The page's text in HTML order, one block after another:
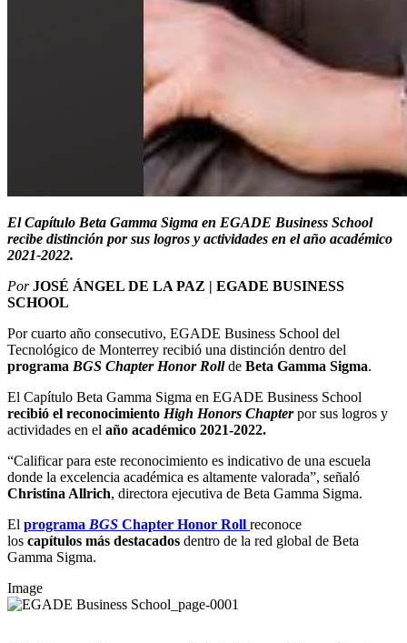
El Capítulo Beta Gamma Sigma en EGADE Business School
recibe distinción por sus logros y actividades en el año académico
2021-2022.
Por JOSÉ ÁNGEL DE LA PAZ | EGADE BUSINESS
SCHOOL
Por cuarto año consecutivo, EGADE Business School del
Tecnológico de Monterrey recibió una distinción dentro del
programa BGS Chapter Honor Rollde Beta Gamma Sigma.
El Capítulo Beta Gamma Sigma en EGADE Business School
recibió el reconocimiento High Honors Chapterpor sus logros y
actividades en el año académico 2021-2022.
“Calificar para este reconocimiento es indicativo de una escuela
donde la excelencia académica es altamente valorada”, señaló
Christina Allrich, directora ejecutiva de Beta Gamma Sigma.
El programa BGS Chapter Honor Roll reconoce
los capítulos más destacados dentro de la red global de Beta
Gamma Sigma.
Image